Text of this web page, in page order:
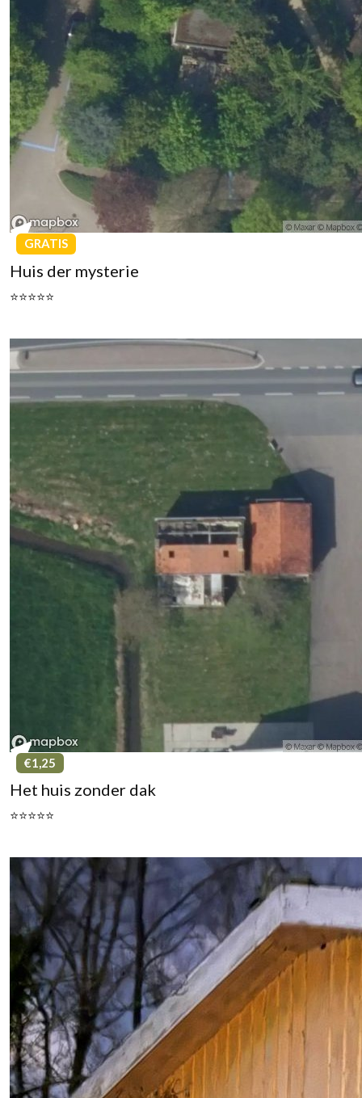
GRATIS
Huis der mysterie
⭐⭐⭐⭐⭐
€1,25
Het huis zonder dak
⭐⭐⭐⭐⭐